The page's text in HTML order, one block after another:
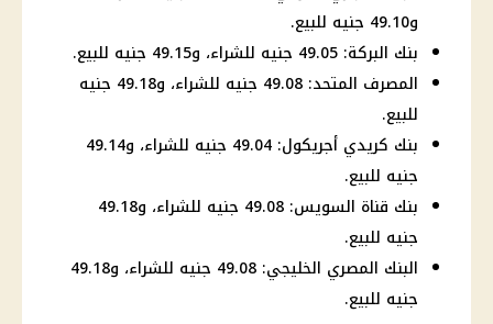
و49.10 جنيه للبيع.
بنك البركة: 49.05 جنيه للشراء، و49.15 جنيه للبيع.
المصرف المتحد: 49.08 جنيه للشراء، و49.18 جنيه
للبيع.
بنك كريدي أجريكول: 49.04 جنيه للشراء، و49.14
جنيه للبيع.
بنك قناة السويس: 49.08 جنيه للشراء، و49.18
جنيه للبيع.
البنك المصري الخليجي: 49.08 جنيه للشراء، و49.18
جنيه للبيع.